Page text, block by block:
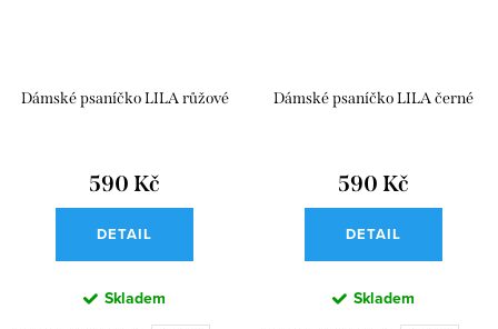
Dámské psaníčko LILA růžové
590 Kč
DETAIL
Skladem
Dámské psaníčko LILA černé
590 Kč
DETAIL
Skladem